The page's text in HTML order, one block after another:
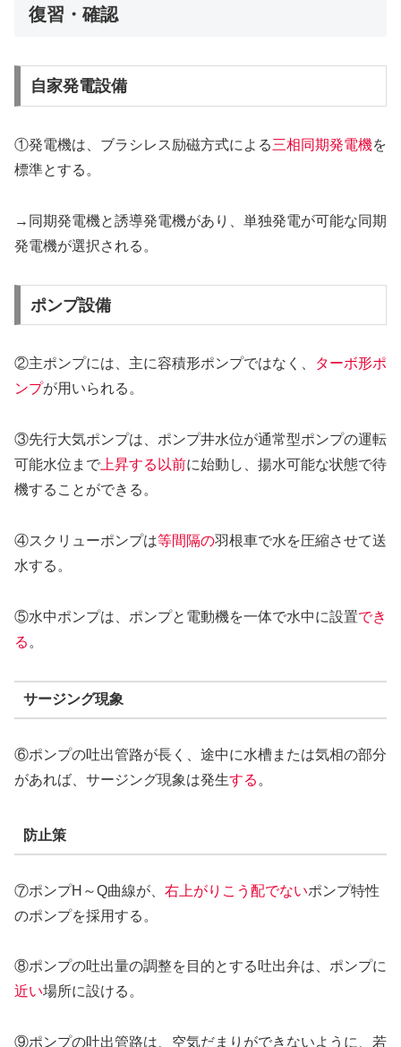
復習・確認
自家発電設備
①発電機は、ブラシレス励磁方式による三相同期発電機を
標準とする。
→同期発電機と誘導発電機があり、単独発電が可能な同期
発電機が選択される。
ポンプ設備
②主ポンプには、主に容積形ポンプではなく、
ターボ形ポ
ンプが用いられる。
③先行大気ポンプは、ポンプ井水位が通常型ポンプの運転
可能水位まで 上昇する以前に始動し、揚水可能な状態で待
機することができる。
④スクリューポンプは等間隔の羽根車で水を圧縮させて送
水する。
⑤水中ポンプは、ポンプと電動機を一体で水中に設置でき
る 。
サージング現象
⑥ポンプの吐出管路が長く、途中に水槽または気相の部分
があれば、サージング現象は発生する 。
防止策
⑦ポンプH～Q曲線が、 右上がりこう配でないポンプ特性
のポンプを採用する。
⑧ポンプの吐出量の調整を目的とする吐出弁は、ポンプに
近い場所に設ける。
⑨ポンプの吐出管路は、空気だまりができないように、若